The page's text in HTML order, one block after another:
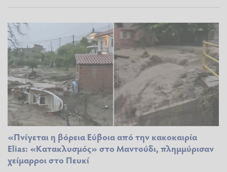
«Πνίγεται η βόρεια Εύβοια από την κακοκαιρία
Elias: «Κατακλυσμός» στο Μαντούδι, πλημμύρισαν
χείμαρροι στο Πευκί